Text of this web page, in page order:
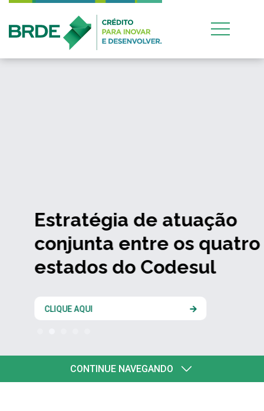
Estratégia de atuação
conjunta entre os quatro
estados do Codesul
CLIQUE AQUI
CONTINUE NAVEGANDO